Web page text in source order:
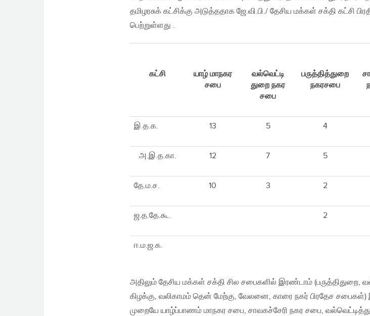
தமிழரசுக் கட்சிக்கு அடுத்ததாக ஜே.வி.பி./ தேசிய மக்கள் சக்தி கட்சி
பெற்றுள்ளது .
கட்சி
யாழ் மாநகர
சபை
வல்வெட்டி
துறை நகர
சபை
பருத்தித்துறை
நகரசபை
இ.த.க. 13 5 4
அ.இ.த.கா. 12 7 5
தே.ம.ச. 10 3 2
ஜ.த.தே.கூ. 2
ஈ.ம.ஜ.க.
அதிலும் தேசிய மக்கள் சக்தி சில சபைகளில் இரண்டாம் (பருத்திதுறை,
கிழக்கு, வலிகாமம் தென் மேற்கு, வேலனை, காரை நகர் பிரதேச
முறையே யாழ்ப்பாணம் மாநகர சபை, சாவகச்சேரி நகர சபை,